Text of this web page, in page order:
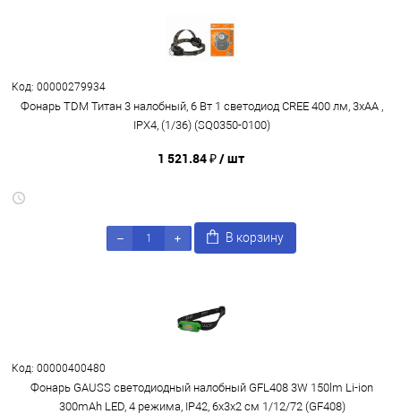
Код: 00000279934
Фонарь TDM Титан 3 налобный, 6 Вт 1 светодиод CREE 400 лм, 3хАА ,
IPX4, (1/36) (SQ0350-0100)
1 521.84 ₽/ шт
В корзину
Код: 00000400480
Фонарь GAUSS светодиодный налобный GFL408 3W 150lm Li-ion
300mAh LED, 4 режима, IP42, 6х3х2 см 1/12/72 (GF408)